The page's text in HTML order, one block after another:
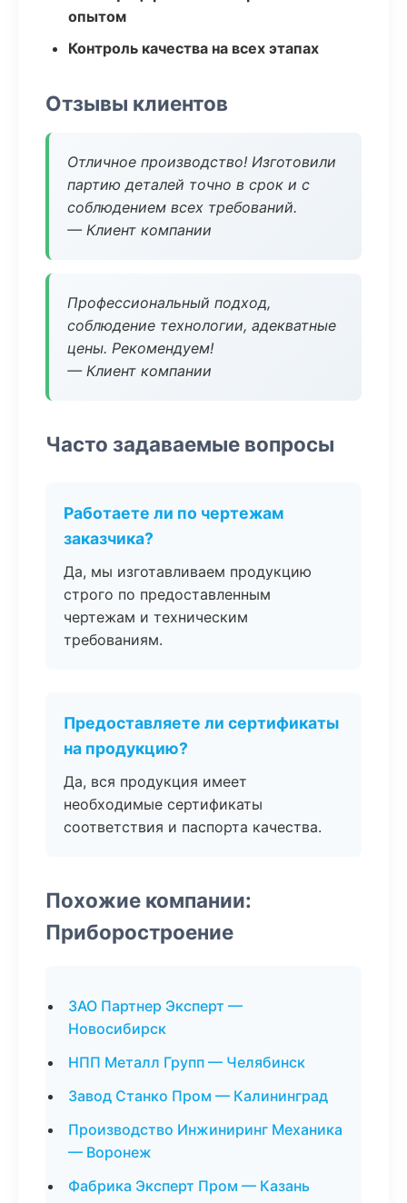
опытом
Контроль качества на всех этапах
Отзывы клиентов
Отличное производство! Изготовили
партию деталей точно в срок и с
соблюдением всех требований.
— Клиент компании
Профессиональный подход,
соблюдение технологии, адекватные
цены. Рекомендуем!
— Клиент компании
Часто задаваемые вопросы
Работаете ли по чертежам
заказчика?
Да, мы изготавливаем продукцию
строго по предоставленным
чертежам и техническим
требованиям.
Предоставляете ли сертификаты
на продукцию?
Да, вся продукция имеет
необходимые сертификаты
соответствия и паспорта качества.
Похожие компании:
Приборостроение
ЗАО Партнер Эксперт —
Новосибирск
НПП Металл Групп — Челябинск
Завод Станко Пром — Калининград
Производство Инжиниринг Механика
— Воронеж
Фабрика Эксперт Пром — Казань